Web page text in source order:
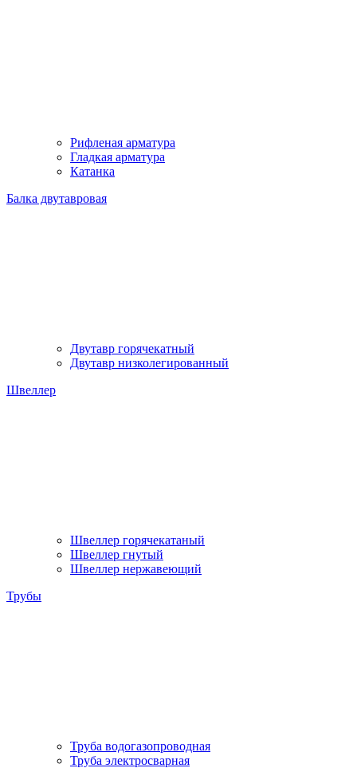
Рифленая арматура
Гладкая арматура
Катанка
Балка двутавровая
Двутавр горячекатный
Двутавр низколегированный
Швеллер
Швеллер горячекатаный
Швеллер гнутый
Швеллер нержавеющий
Трубы
Труба водогазопроводная
Труба электросварная